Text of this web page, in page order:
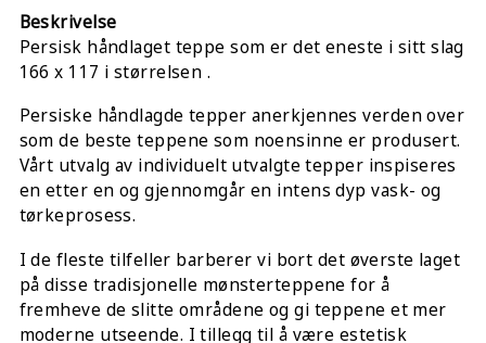
Beskrivelse
Persisk håndlaget teppe som er det eneste i sitt slag
166 x 117 i størrelsen .
Persiske håndlagde tepper anerkjennes verden over
som de beste teppene som noensinne er produsert.
Vårt utvalg av individuelt utvalgte tepper inspiseres
en etter en og gjennomgår en intens dyp vask- og
tørkeprosess.
I de fleste tilfeller barberer vi bort det øverste laget
på disse tradisjonelle mønsterteppene for å
fremheve de slitte områdene og gi teppene et mer
moderne utseende. I tillegg til å være estetisk